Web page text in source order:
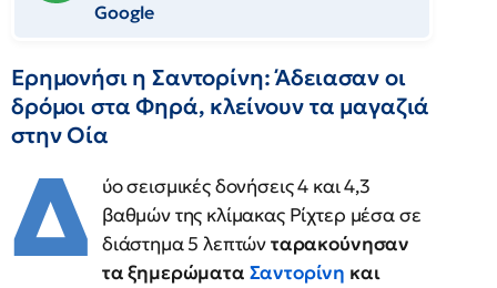
Google
Ερημονήσι η Σαντορίνη: Άδειασαν οι
δρόμοι στα Φηρά, κλείνουν τα μαγαζιά
στην Οία
Δ
ύο σεισμικές δονήσεις 4 και 4,3
βαθμών της κλίμακας Ρίχτερ μέσα σε
διάστημα 5 λεπτώνταρακούνησαν
τα ξημερώματα Σαντορίνη και